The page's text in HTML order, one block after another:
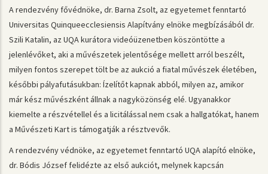
A rendezvény fővédnöke, dr. Barna Zsolt, az egyetemet fenntartó
Universitas Quinqueecclesiensis Alapítvány elnöke megbízásából dr.
Szili Katalin, az UQA kurátora videóüzenetben köszöntötte a
jelenlévőket, aki a művészetek jelentősége mellett arról beszélt,
milyen fontos szerepet tölt be az aukció a fiatal művészek életében,
későbbi pályafutásukban: Ízelítőt kapnak abból, milyen az, amikor
már kész művészként állnak a nagyközönség elé. Ugyanakkor
kiemelte a részvétellel és a licitálással nem csak a hallgatókat, hanem
a Művészeti Kart is támogatják a résztvevők.
A rendezvény védnöke, az egyetemet fenntartó UQA alapító elnöke,
dr. Bódis József felidézte az első aukciót, melynek kapcsán